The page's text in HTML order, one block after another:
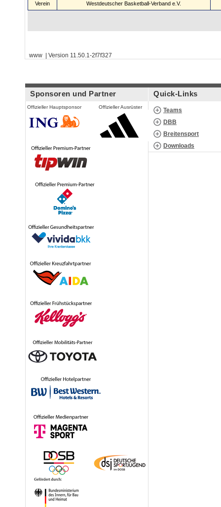
Verein Westdeutscher Basketball-Verband e.V.
www | Version 11.50.1-2f7f327
Sponsoren und Partner
Offizieller Hauptsponsor Offizieller Ausrüster
Quick-Links
Teams
DBB
Breitensport
Downloads